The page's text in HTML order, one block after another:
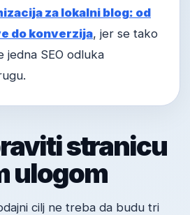
za lokalni blog: od
do konverzija, jer se tako
jedna SEO odluka
stranicu
ulogom
cilj ne treba da budu tri